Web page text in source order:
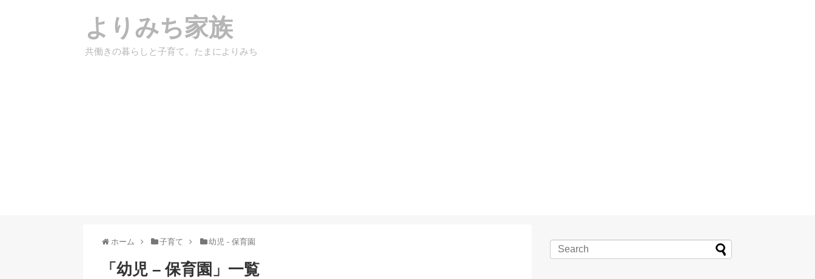
よりみち家族
共働きの暮らしと子育て。たまによりみち
ホーム 子育て 幼児 - 保育園
「 幼児 – 保育園 」 一覧